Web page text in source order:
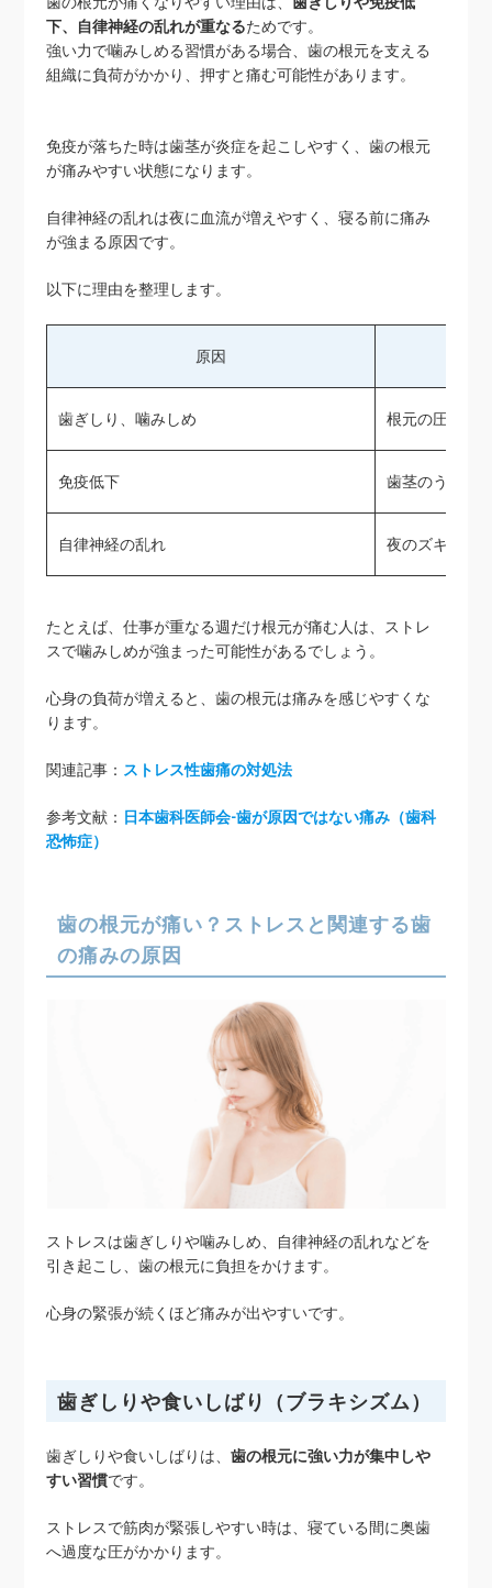
下、自律神経の乱れが重なるためです。
強い力で噛みしめる習慣がある場合、歯の根元を支える
組織に負荷がかかり、押すと痛む可能性があります。
免疫が落ちた時は歯茎が炎症を起こしやすく、歯の根元
が痛みやすい状態になります。
自律神経の乱れは夜に血流が増えやすく、寝る前に痛み
が強まる原因です。
以下に理由を整理します。
原因
歯ぎしり、噛みしめ 根元の圧迫痛
免疫低下 歯茎のうずき
自律神経の乱れ 夜のズキズキ
たとえば、仕事が重なる週だけ根元が痛む人は、ストレ
スで噛みしめが強まった可能性があるでしょう。
心身の負荷が増えると、歯の根元は痛みを感じやすくな
ります。
関連記事： ストレス性歯痛の対処法
参考文献： 日本歯科医師会-歯が原因ではない痛み（歯科
恐怖症）
歯の根元が痛い？ストレスと関連する歯
の痛みの原因
ストレスは歯ぎしりや噛みしめ、自律神経の乱れなどを
引き起こし、歯の根元に負担をかけます。
心身の緊張が続くほど痛みが出やすいです。
歯ぎしりや食いしばり（ブラキシズム）
歯ぎしりや食いしばりは、歯の根元に強い力が集中しや
すい習慣です。
ストレスで筋肉が緊張しやすい時は、寝ている間に奥歯
へ過度な圧がかかります。